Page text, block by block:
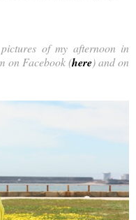
of my afternoon in
on Facebook (here) and on